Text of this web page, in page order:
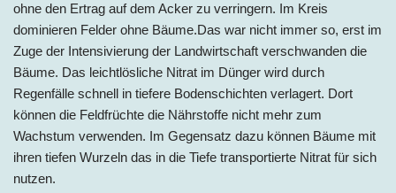
ohne den Ertrag auf dem Acker zu verringern. Im Kreis
dominieren Felder ohne Bäume.Das war nicht immer so, erst im
Zuge der Intensivierung der Landwirtschaft verschwanden die
Bäume. Das leichtlösliche Nitrat im Dünger wird durch
Regenfälle schnell in tiefere Bodenschichten verlagert. Dort
können die Feldfrüchte die Nährstoffe nicht mehr zum
Wachstum verwenden. Im Gegensatz dazu können Bäume mit
ihren tiefen Wurzeln das in die Tiefe transportierte Nitrat für sich
nutzen.